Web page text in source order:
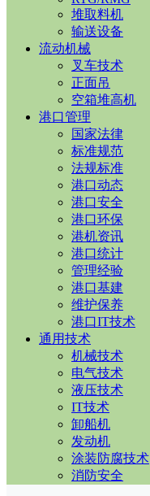
堆取料机
输送设备
流动机械
叉车技术
正面吊
空箱堆高机
港口管理
国家法律
标准规范
法规标准
港口动态
港口安全
港口环保
港机资讯
港口统计
管理经验
港口基建
维护保养
港口IT技术
通用技术
机械技术
电气技术
液压技术
IT技术
卸船机
发动机
涂装防腐技术
消防安全